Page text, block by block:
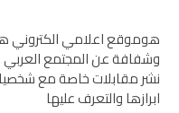
هوموقع اعلامي الكتروني
وشفافة عن المجتمع
نشر مقابلات خاصة مع
ابرازها والتعرف عليها